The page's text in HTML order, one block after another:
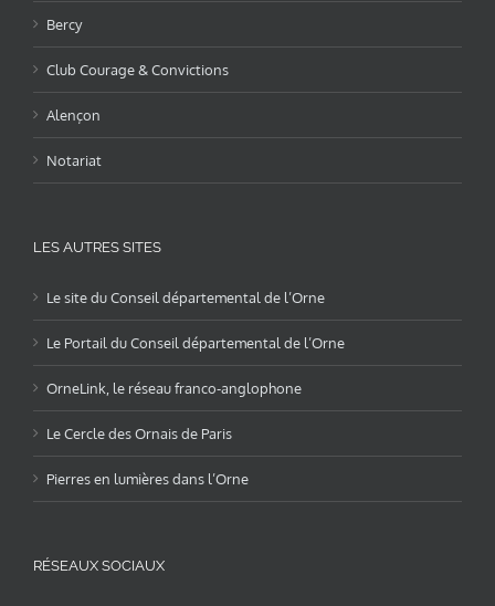
Bercy
Club Courage & Convictions
Alençon
Notariat
LES AUTRES SITES
Le site du Conseil départemental de l’Orne
Le Portail du Conseil départemental de l’Orne
OrneLink, le réseau franco-anglophone
Le Cercle des Ornais de Paris
Pierres en lumières dans l’Orne
RÉSEAUX SOCIAUX